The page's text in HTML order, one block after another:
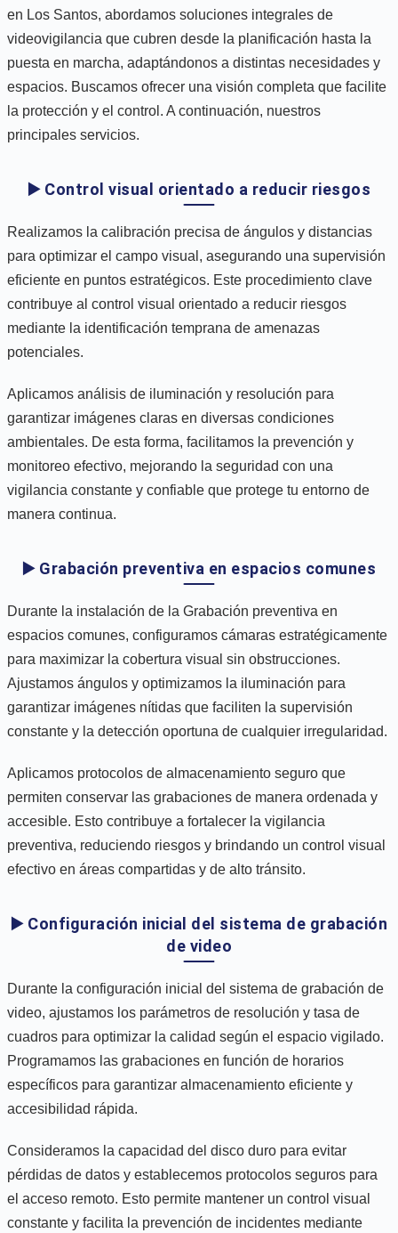
en Los Santos, abordamos soluciones integrales de
videovigilancia que cubren desde la planificación hasta la
puesta en marcha, adaptándonos a distintas necesidades y
espacios. Buscamos ofrecer una visión completa que facilite
la protección y el control. A continuación, nuestros
principales servicios.
▶️ Control visual orientado a reducir riesgos
Realizamos la calibración precisa de ángulos y distancias
para optimizar el campo visual, asegurando una supervisión
eficiente en puntos estratégicos. Este procedimiento clave
contribuye al control visual orientado a reducir riesgos
mediante la identificación temprana de amenazas
potenciales.
Aplicamos análisis de iluminación y resolución para
garantizar imágenes claras en diversas condiciones
ambientales. De esta forma, facilitamos la prevención y
monitoreo efectivo, mejorando la seguridad con una
vigilancia constante y confiable que protege tu entorno de
manera continua.
▶️ Grabación preventiva en espacios comunes
Durante la instalación de la Grabación preventiva en
espacios comunes, configuramos cámaras estratégicamente
para maximizar la cobertura visual sin obstrucciones.
Ajustamos ángulos y optimizamos la iluminación para
garantizar imágenes nítidas que faciliten la supervisión
constante y la detección oportuna de cualquier irregularidad.
Aplicamos protocolos de almacenamiento seguro que
permiten conservar las grabaciones de manera ordenada y
accesible. Esto contribuye a fortalecer la vigilancia
preventiva, reduciendo riesgos y brindando un control visual
efectivo en áreas compartidas y de alto tránsito.
▶️ Configuración inicial del sistema de grabación
de video
Durante la configuración inicial del sistema de grabación de
video, ajustamos los parámetros de resolución y tasa de
cuadros para optimizar la calidad según el espacio vigilado.
Programamos las grabaciones en función de horarios
específicos para garantizar almacenamiento eficiente y
accesibilidad rápida.
Consideramos la capacidad del disco duro para evitar
pérdidas de datos y establecemos protocolos seguros para
el acceso remoto. Esto permite mantener un control visual
constante y facilita la prevención de incidentes mediante